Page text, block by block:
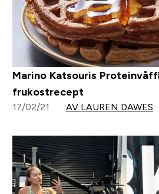
Marino Katsouris
frukostrecept
17/02/21 AV LAUREN DAWES